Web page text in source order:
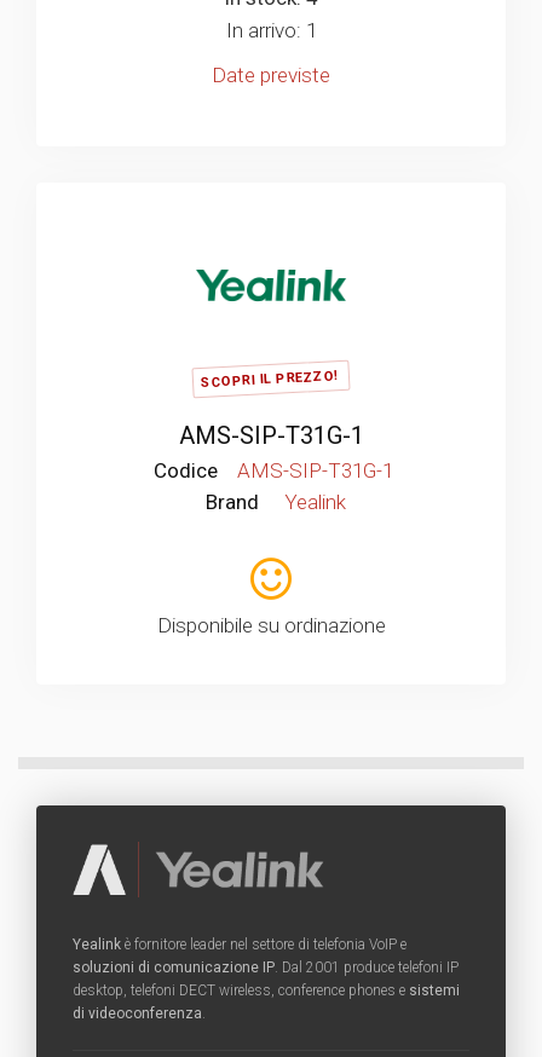
In arrivo: 1
Date previste
SCOPRI IL PREZZO!
AMS-SIP-T31G-1
Codice
AMS-SIP-T31G-1
Brand
Yealink
Disponibile su ordinazione
Yealink è fornitore leader nel settore di telefonia VoIP e
soluzioni di comunicazione IP . Dal 2001 produce telefoni IP
desktop, telefoni DECT wireless, conference phones e sistemi
di videoconferenza